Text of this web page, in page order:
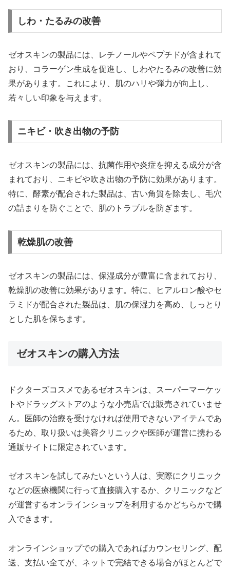
しわ・たるみの改善
ゼオスキンの製品には、レチノールやペプチドが含まれて
おり、コラーゲン生成を促進し、しわやたるみの改善に効
果があります。これにより、肌のハリや弾力が向上し、
若々しい印象を与えます。
ニキビ・吹き出物の予防
ゼオスキンの製品には、抗菌作用や炎症を抑える成分が含
まれており、ニキビや吹き出物の予防に効果があります。
特に、酵素が配合された製品は、古い角質を除去し、毛穴
の詰まりを防ぐことで、肌のトラブルを防ぎます。
乾燥肌の改善
ゼオスキンの製品には、保湿成分が豊富に含まれており、
乾燥肌の改善に効果があります。特に、ヒアルロン酸やセ
ラミドが配合された製品は、肌の保湿力を高め、しっとり
とした肌を保ちます。
ゼオスキンの購入方法
ドクターズコスメであるゼオスキンは、スーパーマーケッ
トやドラッグストアのような小売店では販売されていませ
ん。医師の治療を受けなければ使用できないアイテムであ
るため、取り扱いは美容クリニックや医師が運営に携わる
通販サイトに限定されています。
ゼオスキンを試してみたいという人は、実際にクリニック
などの医療機関に行って直接購入するか、クリニックなど
が運営するオンラインショップを利用するかどちらかで購
入できます。
オンラインショップでの購入であればカウンセリング、配
送、支払い全てが、ネットで完結できる場合がほとんどで